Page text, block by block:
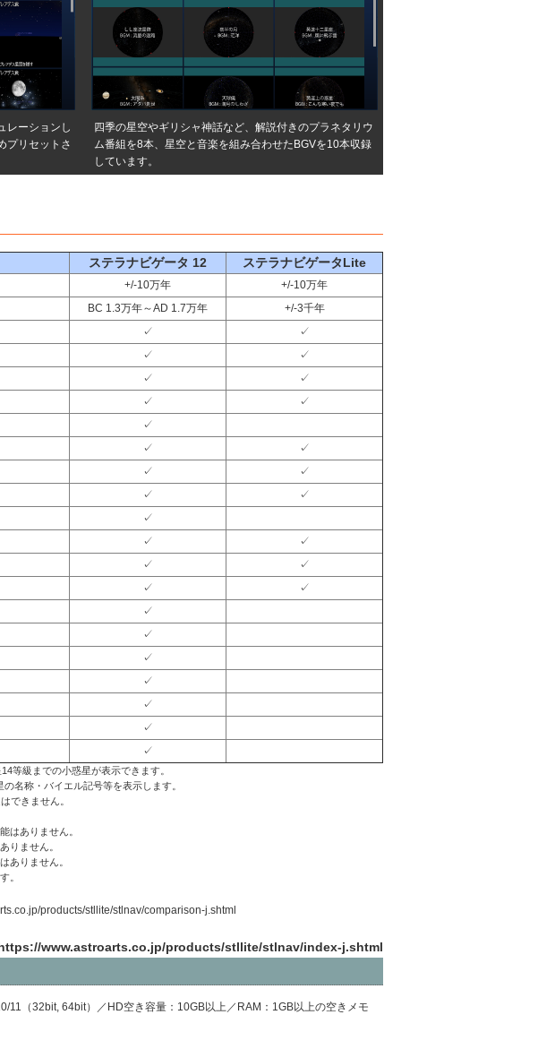
レーションし
プリセットさ
四季の星空やギリシャ神話など、解説付きのプラネタリウ
ム番組を8本、星空と音楽を組み合わせたBGVを10本収録
しています。
ステラナビゲータ 12 ステラナビゲータLite
+/-10万年
+/-10万年
BC 1.3万年～AD 1.7万年
+/-3千年
✓
✓
✓
✓
✓
✓
✓
✓
✓
✓
✓
✓
✓
✓
✓
✓
✓
✓
✓
✓
✓
✓
✓
✓
✓
✓
✓
✓
✓
等級までの小惑星が表示できます。
名称・バイエル記号等を表示します。
できません。
はありません。
りません。
ありません。
。
products/stllite/stlnav/comparison-j.shtml
www.astroarts.co.jp/products/stllite/stlnav/index-j.shtml
11（32bit, 64bit）／HD空き容量：10GB以上／RAM：1GB以上の空きメモ